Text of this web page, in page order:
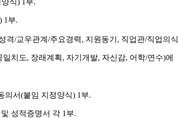
) 1 부.
격/교우관계 /주요경력, 지원동기 , 직업관/직업의식
일치도, 장래계획, 자기개발, 자신감, 어학/연수)에
의서(붙임 지정양식) 1 부.
성적증명서 각 1 부.